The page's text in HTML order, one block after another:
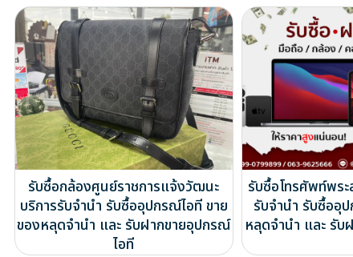
รับซื้อกล้องศูนย์ราชการแจ้งวัฒนะ
บริการรับจำนำ รับซื้ออุปกรณ์ไอที ขาย
ของหลุดจำนำ และ รับฝากขายอุปกรณ์
ไอที
รับซื้อโทรศัพท์พร
รับจำนำ รับซื้ออุ
หลุดจำนำ และ รั